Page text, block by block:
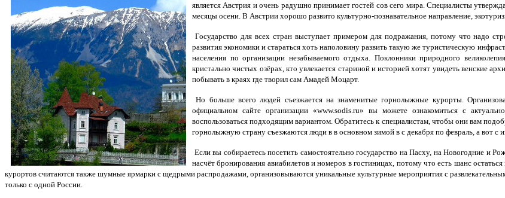
является Австрия и очень радушно принимает гостей сов сего мира. Специалисты
месяцы осени. В Австрии хорошо развито культурно-познавательное направление,
Государство для всех стран выступает примером для подражания, потому что надо
развития экономики и стараться хоть наполовину развить такую же туристическую
населения по организации незабываемого отдыха. Поклонники природного
кристально чистых озёрах, кто увлекается стариной и историей хотят увидеть венские
побывать в краях где творил сам Амадей Моцарт.
Но больше всего людей съезжается на знаменитые горнолыжные курорты.
официальном сайте организации «www.sodis.ru» вы можете ознакомиться с
воспользоваться подходящим вариантом. Обратитесь к специалистам, чтобы они вам
горнолыжную страну съезжаются люди в в основном зимой в с декабря по февраль, а вот с
Если вы собираетесь посетить самостоятельно государство на Пасху, на Новогодние и
насчёт бронирования авиабилетов и номеров в гостиницах, потому что есть шанс
курортов считаются также шумные ярмарки с щедрыми распродажами, организовываются уникальные культурные мероприятия с
только с одной России.